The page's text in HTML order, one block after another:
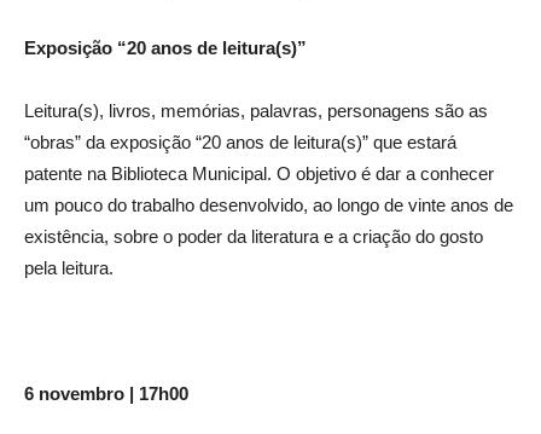
Exposição “20 anos de leitura(s)”
Leitura(s), livros, memórias, palavras, personagens são as
“obras” da exposição “20 anos de leitura(s)” que estará
patente na Biblioteca Municipal. O objetivo é dar a conhecer
um pouco do trabalho desenvolvido, ao longo de vinte anos de
existência, sobre o poder da literatura e a criação do gosto
pela leitura.
6 novembro | 17h00